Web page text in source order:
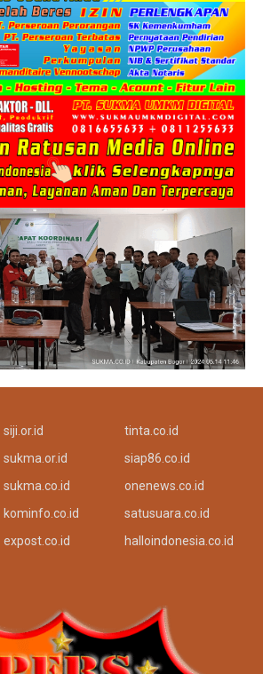
siji.or.id
sukma.or.id
sukma.co.id
kominfo.co.id
expost.co.id
tinta.co.id
siap86.co.id
onenews.co.id
satusuara.co.id
halloindonesia.co.id